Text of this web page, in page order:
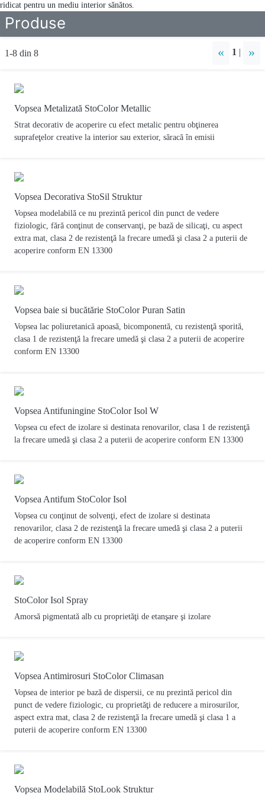
ridicat pentru un mediu interior sănătos.
Produse
1-8 din 8 « 1 | »
Vopsea Metalizată StoColor Metallic
Strat decorativ de acoperire cu efect metalic pentru obţinerea
suprafeţelor creative la interior sau exterior, săracă în emisii
Vopsea Decorativa StoSil Struktur
Vopsea modelabilă ce nu prezintă pericol din punct de vedere
fiziologic, fără conţinut de conservanţi, pe bază de silicaţi, cu aspect
extra mat, clasa 2 de rezistenţă la frecare umedă şi clasa 2 a puterii de
acoperire conform EN 13300
Vopsea baie si bucătărie StoColor Puran Satin
Vopsea lac poliuretanică apoasă, bicomponentă, cu rezistenţă sporită,
clasa 1 de rezistenţă la frecare umedă şi clasa 2 a puterii de acoperire
conform EN 13300
Vopsea Antifuningine StoColor Isol W
Vopsea cu efect de izolare si destinata renovarilor, clasa 1 de rezistenţă
la frecare umedă şi clasa 2 a puterii de acoperire conform EN 13300
Vopsea Antifum StoColor Isol
Vopsea cu conţinut de solvenţi, efect de izolare si destinata
renovarilor, clasa 2 de rezistenţă la frecare umedă şi clasa 2 a puterii
de acoperire conform EN 13300
StoColor Isol Spray
Amorsă pigmentată alb cu proprietăţi de etanşare şi izolare
Vopsea Antimirosuri StoColor Climasan
Vopsea de interior pe bază de dispersii, ce nu prezintă pericol din
punct de vedere fiziologic, cu proprietăţi de reducere a mirosurilor,
aspect extra mat, clasa 2 de rezistenţă la frecare umedă şi clasa 1 a
puterii de acoperire conform EN 13300
Vopsea Modelabilă StoLook Struktur